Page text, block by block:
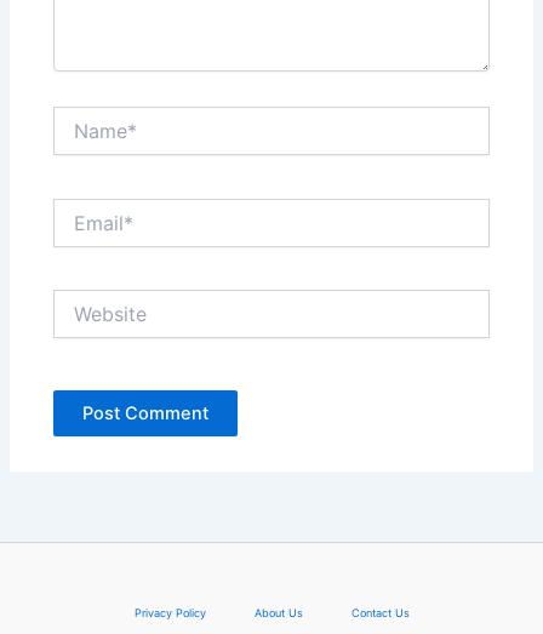
Privacy Policy About Us Contact Us